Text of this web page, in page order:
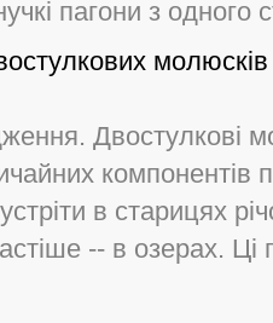
пагони з одного
Двостулкові
компонентів
в старицях
-- в озерах. Ці